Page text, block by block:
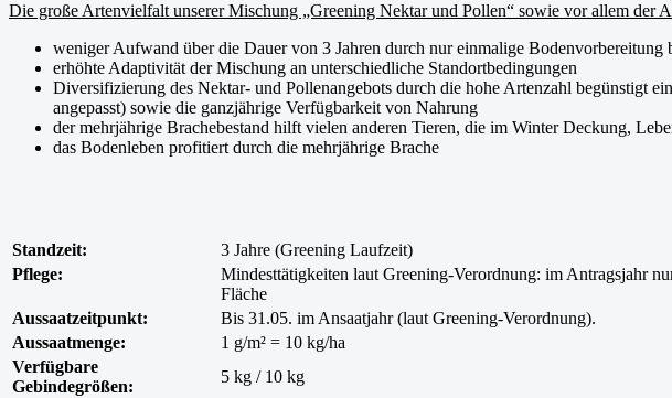
Die große Artenvielfalt unserer Mischung „Greening Nektar und Pollen“ sowie vor allem der
weniger Aufwand über die Dauer von 3 Jahren durch nur einmalige
erhöhte Adaptivität der Mischung an unterschiedliche Standortbedingungen
Diversifizierung des Nektar- und Pollenangebots durch die hohe Artenzahl begünstigt
angepasst) sowie die ganzjährige Verfügbarkeit von Nahrung
der mehrjährige Brachebestand hilft vielen anderen Tieren, die im Winter Deckung,
das Bodenleben profitiert durch die mehrjährige Brache
Standzeit:
3 Jahre (Greening Laufzeit)
Pflege:
Mindesttätigkeiten laut Greening-Verordnung: im Antragsjahr
Fläche
Aussaatzeitpunkt:
Bis 31.05. im Ansaatjahr (laut Greening-Verordnung).
Aussaatmenge:
1 g/m² = 10 kg/ha
Verfügbare
Gebindegrößen:
5 kg / 10 kg